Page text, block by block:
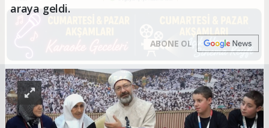
araya geldi.
ABONE OL